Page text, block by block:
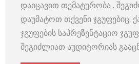
დაიცავით თემატურობა .
დაუმატოთ თქვენი ჯგუფებიც.
ჯგუფების საპრეზენტაციო
შეგიძლიათ აუდიტორიას